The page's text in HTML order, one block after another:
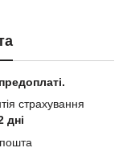
страхування
дні